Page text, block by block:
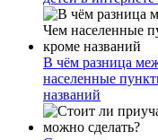
В чём разница
населенные
названий